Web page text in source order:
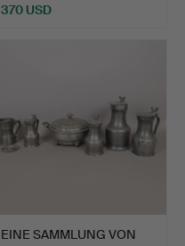
370 USD
EINE SAMMLUNG VON